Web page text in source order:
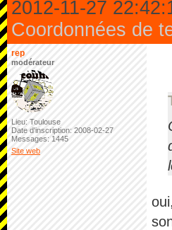
2012-11-27
Coordonnées de
rep
modérateur
Lieu: Toulouse
Date d'inscription: 2008-02-27
Messages: 1445
Site web